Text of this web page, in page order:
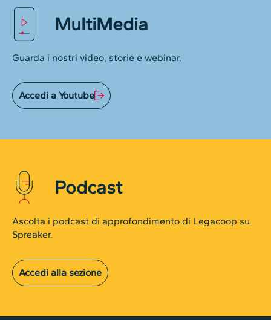
MultiMedia
Guarda i nostri video, storie e webinar.
Accedi a Youtube
Podcast
Ascolta i podcast di approfondimento di Legacoop su
Spreaker.
Accedi alla sezione